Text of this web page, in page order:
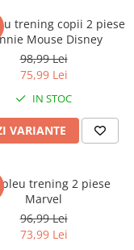
trening copii 2 piese
Mouse Disney
98,99 Lei
75,99 Lei
IN STOC
VARIANTE
trening 2 piese
Marvel
96,99 Lei
73,99 Lei